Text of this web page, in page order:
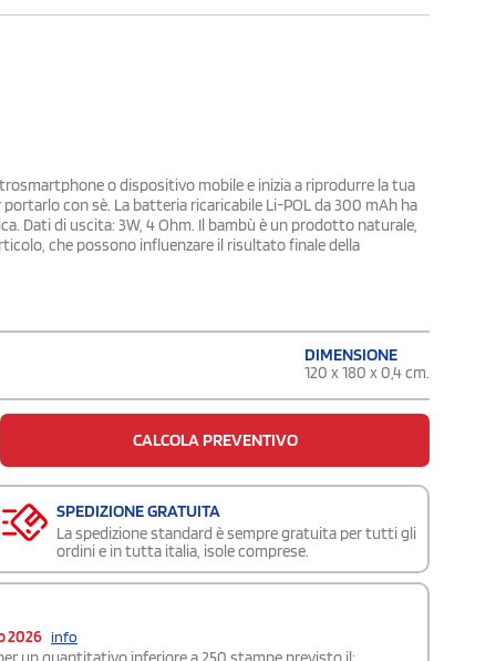
o dispositivo mobile e inizia a riprodurre la tua
con sè. La batteria ricaricabile Li-POL da 300 mAh ha
Dati di uscita: 3W, 4 Ohm. Il bambù è un prodotto naturale,
che possono influenzare il risultato finale della
DIMENSIONE
120 x 180 x 0,4 cm.
CALCOLA PREVENTIVO
SPEDIZIONE GRATUITA
La spedizione standard è sempre gratuita per tutti gli
ordini e in tutta italia, isole comprese.
2026 info